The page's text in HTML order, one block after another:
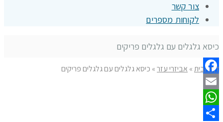
צור קשר
לקוחות מספרים
כיסא גלגלים עם גלגלים פריקים
דף הבית» אביזרי עזר» כיסא גלגלים עם גלגלים פריקים
Facebook
Email
WhatsApp